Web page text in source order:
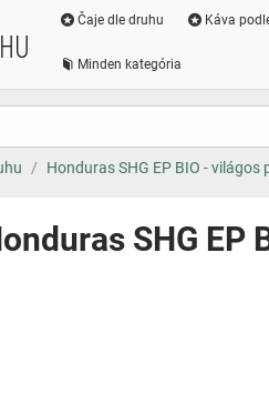
Čaje dle druhu Káva
Minden kategória
Honduras SHG EP BIO - világos
SHG EP